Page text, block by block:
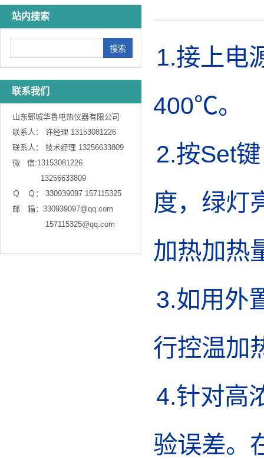
1.接上电
400℃。
2.按Set
度，绿灯
加热加热
3.如用外
行控温加
4.针对高
验误差。
站内搜索
联系我们
山东鄄城华鲁电热仪器有限公司
联系人： 许经理 13153081226
联系人： 技术经理 13256633809
微   信:13153081226
            13256633809
Ｑ　Ｑ： 330939097 157115325
邮　箱：330939097@qq.com
              157115325@qq.com